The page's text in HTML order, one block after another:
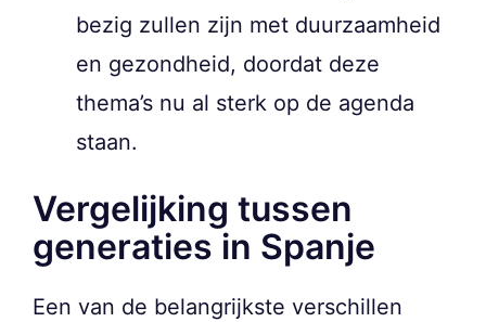
bezig zullen zijn met duurzaamheid
en gezondheid, doordat deze
thema’s nu al sterk op de agenda
staan.
Vergelijking tussen
generaties in Spanje
Een van de belangrijkste verschillen